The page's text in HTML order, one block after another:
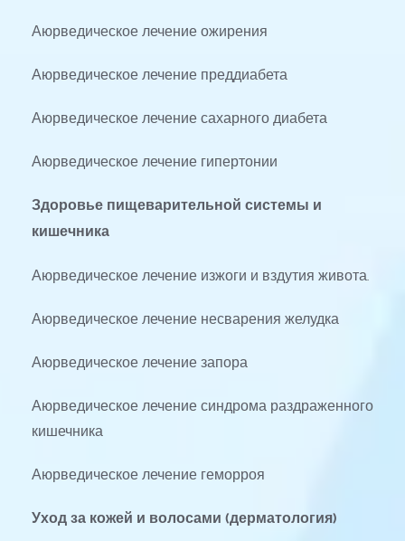
Аюрведическое лечение ожирения
Аюрведическое лечение преддиабета
Аюрведическое лечение сахарного диабета
Аюрведическое лечение гипертонии
Здоровье пищеварительной системы и
кишечника
Аюрведическое лечение изжоги и вздутия живота.
Аюрведическое лечение несварения желудка
Аюрведическое лечение запора
Аюрведическое лечение синдрома раздраженного
кишечника
Аюрведическое лечение геморроя
Уход за кожей и волосами (дерматология)